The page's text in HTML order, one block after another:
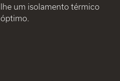
lhe um isolamento térmico
óptimo.